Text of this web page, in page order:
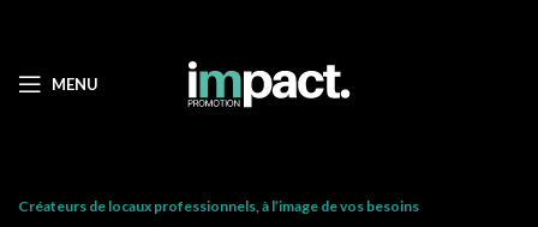
MENU
Créateurs de locaux professionnels, à l’image de vos besoins